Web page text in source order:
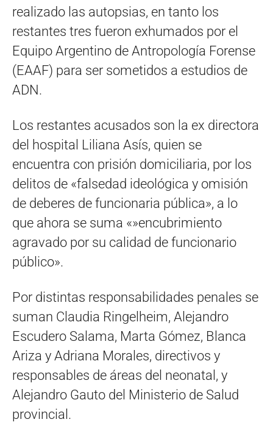
realizado las autopsias, en tanto los
restantes tres fueron exhumados por el
Equipo Argentino de Antropología Forense
(EAAF) para ser sometidos a estudios de
ADN.
Los restantes acusados son la ex directora
del hospital Liliana Asís, quien se
encuentra con prisión domiciliaria, por los
delitos de «falsedad ideológica y omisión
de deberes de funcionaria pública», a lo
que ahora se suma «»encubrimiento
agravado por su calidad de funcionario
público».
Por distintas responsabilidades penales se
suman Claudia Ringelheim, Alejandro
Escudero Salama, Marta Gómez, Blanca
Ariza y Adriana Morales, directivos y
responsables de áreas del neonatal, y
Alejandro Gauto del Ministerio de Salud
provincial.